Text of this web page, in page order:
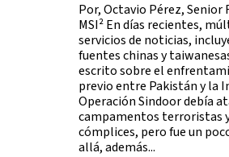
Por, Octavio Pérez, Senior
MSI² En días recientes,
servicios de noticias,
fuentes chinas y
escrito sobre el
previo entre Pakistán y la
Operación Sindoor debía
campamentos terroristas
cómplices, pero fue un
allá, además...